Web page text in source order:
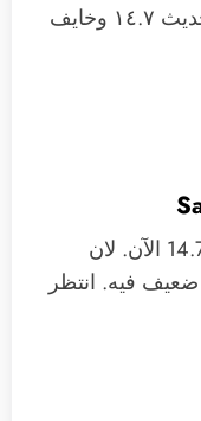
البطارية كويسة على التحديث ١٤.٧ وخايف
لا تحدث الي 14.7.1 الآن. لان
ضعيف فيه. انتظر